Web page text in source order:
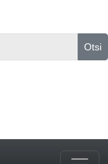
Otsi